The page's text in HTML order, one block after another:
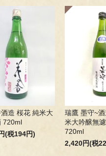
造 桜花 純米大
720ml
(税194円)
瑞鷹 墨守~
米大吟醸無
720ml
2,420円(税